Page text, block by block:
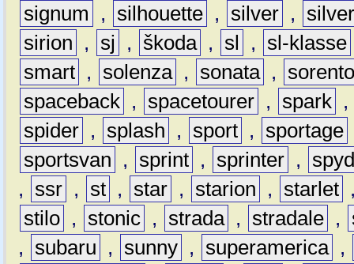
signum
, silhouette , silver ,
sirion
, sj , škoda , sl , sl-klasse
smart , solenza , sonata ,
spaceback , spacetourer , spark ,
spider , splash , sport , sportage
sportsvan
, sprint , sprinter ,
,
ssr , st , star , starion , starlet
stilo , stonic , strada , stradale ,
,
subaru , sunny , superamerica ,